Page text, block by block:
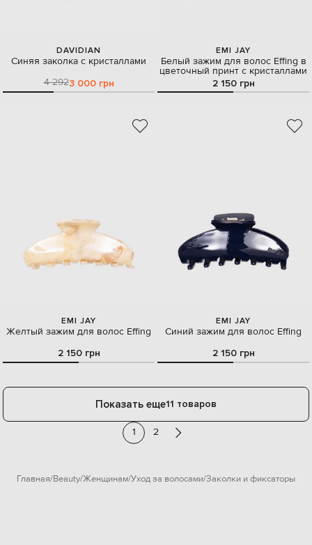
DAVIDIAN
Синяя заколка с кристаллами
4 2923 000 грн
EMI JAY
Белый зажим для волос Effing в
цветочный принт с кристаллами
2 150 грн
EMI JAY
Желтый зажим для волос Effing
2 150 грн
EMI JAY
Синий зажим для волос Effing
2 150 грн
Показать еще11 товаров
1 2
Главная Beauty Женщинам Уход за волосами Заколки и фиксаторы